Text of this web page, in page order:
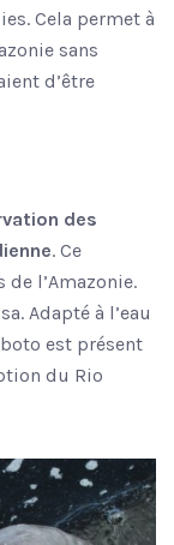
Cela permet à
sans
d’être
des
. Ce
l’Amazonie.
Adapté à l’eau
est présent
du Rio